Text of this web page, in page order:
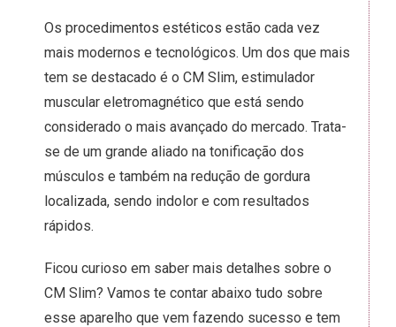
Os procedimentos estéticos estão cada vez
mais modernos e tecnológicos. Um dos que mais
tem se destacado é o CM Slim, estimulador
muscular eletromagnético que está sendo
considerado o mais avançado do mercado. Trata-
se de um grande aliado na tonificação dos
músculos e também na redução de gordura
localizada, sendo indolor e com resultados
rápidos.
Ficou curioso em saber mais detalhes sobre o
CM Slim? Vamos te contar abaixo tudo sobre
esse aparelho que vem fazendo sucesso e tem